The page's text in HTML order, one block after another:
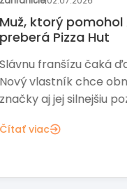
etapa.
rast
na trhu.